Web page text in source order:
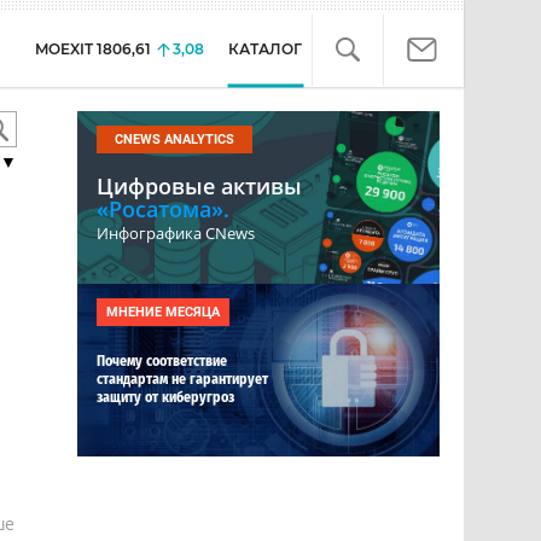
MOEXIT 1806,61 3,08 КАТАЛОГ
CNEWS ANALYTICS
Цифровые активы
«Росатома».
Инфографика CNews
МНЕНИЕ МЕСЯЦА
Почему соответствие
стандартам не гарантирует
защиту от киберугроз